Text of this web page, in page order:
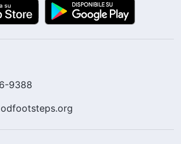
coloro che appartengono a
di stare dalla parte della
coloro che non praticano la
di esposizione di Dio mi hanno
9388